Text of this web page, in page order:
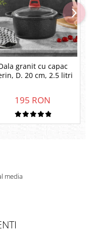
granit cu capac
D. 20 cm, 2.5 litri
195 RON
media